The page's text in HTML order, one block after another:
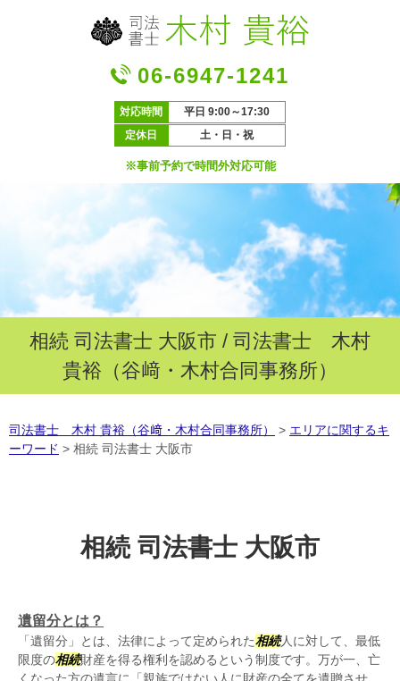
06-6947-1241
対応時間
平日 9:00～17:30
定休日
土・日・祝
※事前予約で時間外対応可能
相続 司法書士 大阪市 / 司法書士 木村
貴裕（谷﨑・木村合同事務所）
司法書士 木村 貴裕（谷﨑・木村合同事務所） > エリアに関するキ
ーワード > 相続 司法書士 大阪市
相続 司法書士 大阪市
遺留分とは？
「遺留分」とは、法律によって定められた相続人に対して、最低
限度の相続財産を得る権利を認めるという制度です。万が一、亡